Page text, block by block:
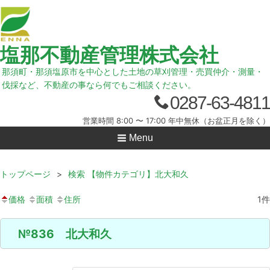
塩那不動産管理株式会社
那須町・那須塩原市を中心とした土地の草刈管理・売買仲介・測量・
伐採など、不動産の事なら何でもご相談ください。
0287-63-4811
営業時間 8:00 〜 17:00 年中無休（お盆正月を除く）
Menu
トップページ > 検索 【物件カテゴリ】北大和久
価格 面積 住所 1件
№836 北大和久